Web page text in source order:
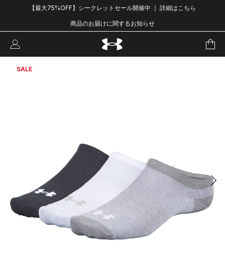
【最大75%OFF】シークレットセール開催中 ｜ 詳細はこちら
商品のお届けに関するお知らせ
SALE